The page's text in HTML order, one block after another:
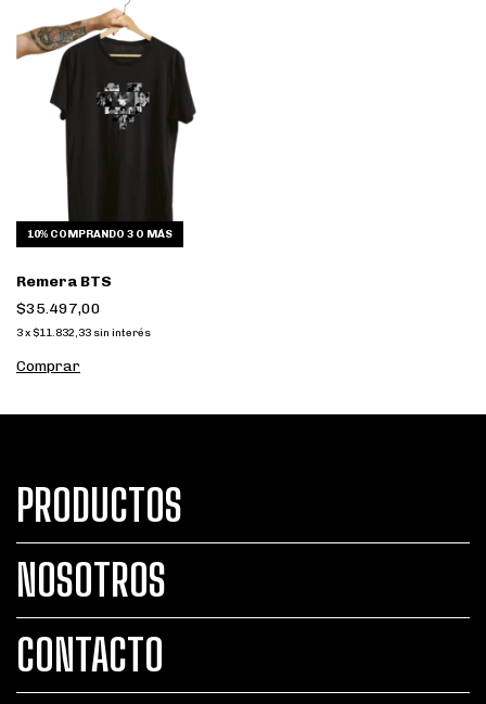
10% COMPRANDO 3 O MÁS
Remera BTS
$35.497,00
3x $11.832,33 sin interés
Comprar
PRODUCTOS
NOSOTROS
CONTACTO